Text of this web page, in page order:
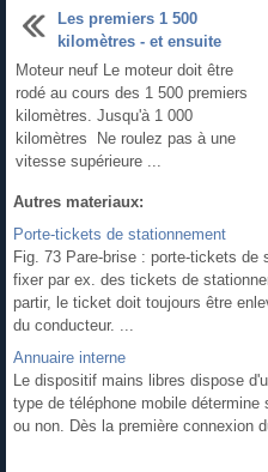
Les premiers 1 500
kilomètres - et ensuite
Moteur neuf Le moteur doit être
rodé au cours des 1 500 premiers
kilomètres. Jusqu'à 1 000
kilomètres Ne roulez pas à une
vitesse supérieure ...
Autres materiaux:
Porte-tickets de stationnement
Fig. 73 Pare-brise : porte-tickets
fixer par ex. des tickets de
partir, le ticket doit toujours être
du conducteur. ...
Annuaire interne
Le dispositif mains libres dispose
type de téléphone mobile
ou non. Dès la première connexion